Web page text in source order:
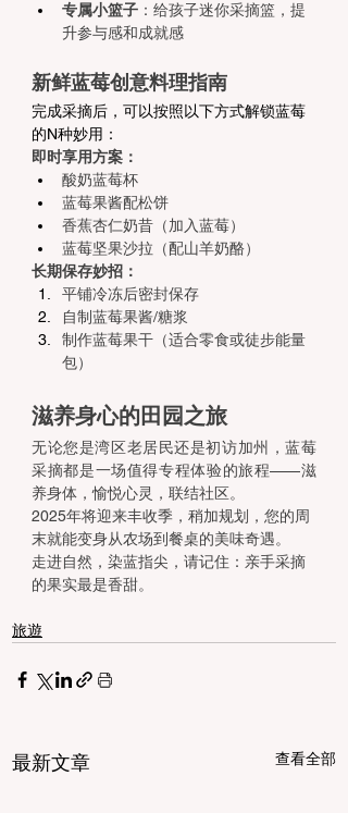
专属小篮子 ：给孩子迷你采摘篮，提
升参与感和成就感
新鲜蓝莓创意料理指南
完成采摘后，可以按照以下方式解锁蓝莓
的N种妙用：
即时享用方案：
酸奶蓝莓杯
蓝莓果酱配松饼
香蕉杏仁奶昔（加入蓝莓）
蓝莓坚果沙拉（配山羊奶酪）
长期保存妙招：
平铺冷冻后密封保存
自制蓝莓果酱/糖浆
制作蓝莓果干（适合零食或徒步能量
包）
滋养身心的田园之旅
无论您是湾区老居民还是初访加州，蓝莓
采摘都是一场值得专程体验的旅程——滋
养身体，愉悦心灵，联结社区。
2025年将迎来丰收季，稍加规划，您的周
末就能变身从农场到餐桌的美味奇遇。
走进自然，染蓝指尖，请记住：亲手采摘
的果实最是香甜。
旅遊
最新文章 查看全部